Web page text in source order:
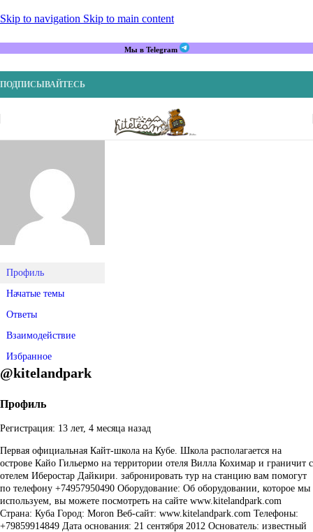
Skip to navigation Skip to main content
Мы в Telegram
ПОДПИСЫВАЙТЕСЬ
Профиль
Начатые темы
Ответы
Взаимодействие
Избранное
@kitelandpark
Профиль
Регистрация: 13 лет, 4 месяца назад
Первая официальная Кайт-школа на Кубе. Школа располагается на
острове Кайо Гильермо на территории отеля Вилла Кохимар и граничит с
отелем Иберостар Дайкири. забронировать тур на станцию вам помогут
по телефону +74957950490 Оборудование: Об оборудовании, которое мы
используем, вы можете посмотреть на сайте www.kitelandpark.com
Страна: Куба Город: Moron Веб-сайт: www.kitelandpark.com Телефоны:
+79859914849 Дата основания: 21 сентября 2012 Основатель: известный